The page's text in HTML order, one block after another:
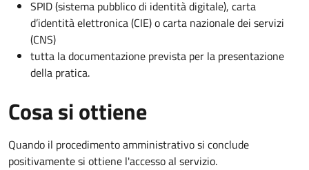
SPID (sistema pubblico di identità digitale), carta
d’identità elettronica (CIE) o carta nazionale dei servizi
(CNS)
tutta la documentazione prevista per la presentazione
della pratica.
Cosa si ottiene
Quando il procedimento amministrativo si conclude
positivamente si ottiene l'accesso al servizio.